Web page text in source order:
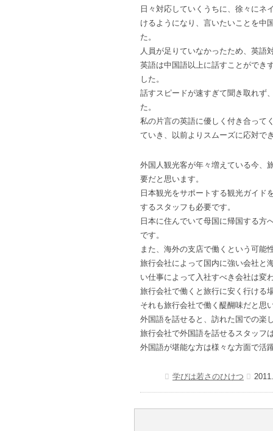
日々対応していくうちに、徐々にネ
けるようになり、言いたいことを中
た。
人員が足りていなかったため、英語
英語は中国語以上に話すことができ
した。
話すスピードが速すぎて聞き取れず
た。
私の片言の英語に優しく付き合って
ていき、以前よりスムーズに応対で
外国人観光客が年々増えている今、
要だと思います。
日本観光をサポートする観光ガイド
するスタッフも必要です。
日本に住んでいて母国に帰国する方
です。
また、海外の支店で働くという可能
旅行会社によって国内に強い会社と
い仕事によって入社すべき会社は変
旅行会社で働くと旅行に安く行ける
それも旅行会社で働く醍醐味だと思
外国語を話せると、訪れた国での楽
旅行会社で外国語を話せるスタッフ
外国語が堪能な方は様々な方面で活
学びは若さのひけつ